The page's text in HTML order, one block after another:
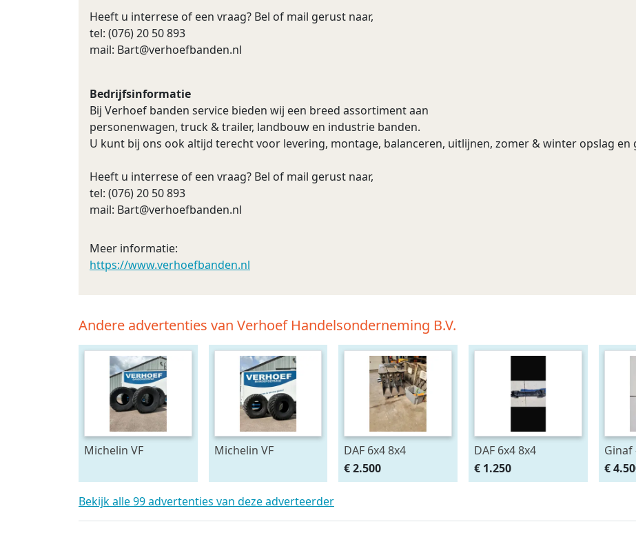
Heeft u interrese of een vraag? Bel of mail gerust naar,
tel: (076) 20 50 893
mail: Bart@verhoefbanden.nl
Bedrijfsinformatie
Bij Verhoef banden service bieden wij een breed assortiment aan
personenwagen, truck & trailer, landbouw en industrie banden.
U kunt bij ons ook altijd terecht voor levering, montage, balanceren, uitlijnen, zomer & winter opslag en
Heeft u interrese of een vraag? Bel of mail gerust naar,
tel: (076) 20 50 893
mail: Bart@verhoefbanden.nl
Meer informatie:
https://www.verhoefbanden.nl
Andere advertenties van Verhoef Handelsonderneming B.V.
Michelin VF
FLOATXBIB
Michelin VF
FLOATXBIB
DAF 6x4 8x4
€ 2.500
DAF 6x4 8x4
€ 1.250
Ginaf
€
Bekijk alle 99 advertenties van deze adverteerder